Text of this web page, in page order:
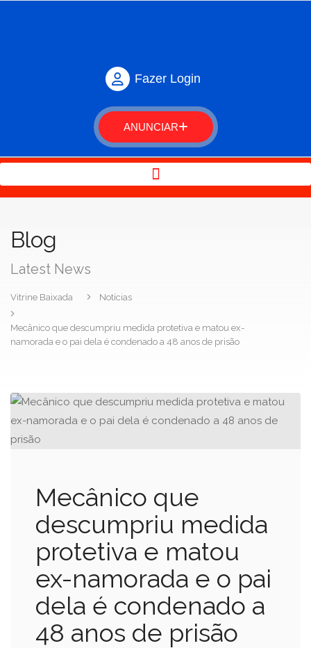
Fazer Login
ANUNCIAR
Blog
Latest News
Vitrine Baixada Notícias
Mecânico que descumpriu medida protetiva e matou ex-
namorada e o pai dela é condenado a 48 anos de prisão
Mecânico que
descumpriu medida
protetiva e matou
ex-namorada e o pai
dela é condenado a
48 anos de prisão